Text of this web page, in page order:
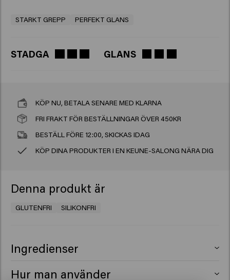
STARKT GREPP PERFEKT GLANS
STADGA GLANS
KÖP NU, BETALA SENARE MED KLARNA
FRI FRAKT FÖR BESTÄLLNINGAR ÖVER 450KR
BESTÄLL FÖRE 12:00, SKICKAS IDAG
KÖP DINA PRODUKTER I EN KEUNE-SALONG NÄRA DIG
Denna produkt är
GLUTENFRI SILIKONFRI
Ingredienser
Hur man använder